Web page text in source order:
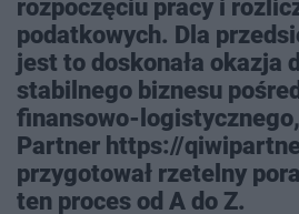
rozpoczęciu pracy i
podatkowych. Dla
jest to doskonała okazja
stabilnego biznesu
finansowo-
Partner https://
przygotował rzetelny
ten proces od A do Z.